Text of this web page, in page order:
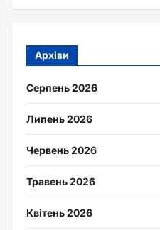
Архіви
Серпень 2026
Липень 2026
Червень 2026
Травень 2026
Квітень 2026